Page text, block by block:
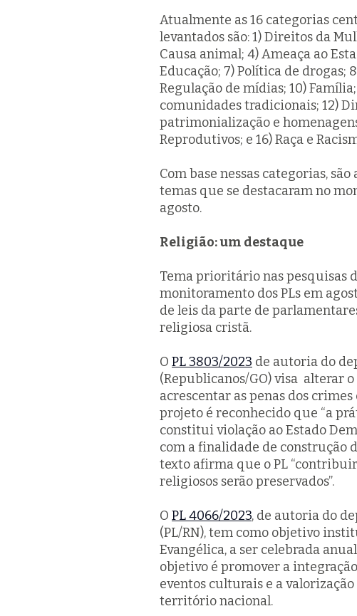
Atualmente as 16 categorias
levantados são: 1) Direitos da
Causa animal; 4) Ameaça ao
Educação; 7) Política de drogas;
Regulação de mídias; 10)
comunidades tradicionais; 12)
patrimonialização e
Reprodutivos; e 16) Raça e
Com base nessas categorias,
temas que se destacaram no
agosto.
Religião: um destaque
Tema prioritário nas pesquisas
monitoramento dos PLs em
de leis da parte de
religiosa cristã.
O PL 3803/2023 de autoria do
(Republicanos/GO) visa alterar
acrescentar as penas dos
projeto é reconhecido que “a
constitui violação ao Estado
com a finalidade de construção
texto afirma que o PL
religiosos serão preservados”.
O PL 4066/2023, de autoria do
(PL/RN), tem como objetivo
Evangélica, a ser celebrada
objetivo é promover a
eventos culturais e a
território nacional.